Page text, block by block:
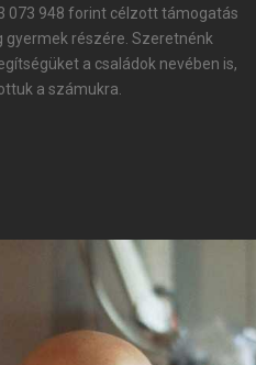
073 948 forint célzott támogatás
gyermek részére. Szeretnénk
a családok nevében is,
a számukra.